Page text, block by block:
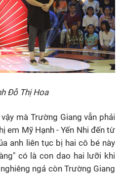
Đỗ Thị Hoa
mà Trường Giang vẫn phải
em Mỹ Hạnh - Yến Nhi đến từ
anh liên tục bị hai cô bé này
có là con dao hai lưỡi khi
ngả còn Trường Giang